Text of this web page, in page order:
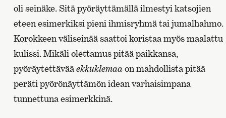
oli seinäke. Sitä pyöräyttämällä ilmestyi katsojien
eteen esimerkiksi pieni ihmisryhmä tai jumalhahmo.
Korokkeen väliseinää saattoi koristaa myös maalattu
kulissi. Mikäli olettamus pitää paikkansa,
pyöräytettävääekkuklemaaon mahdollista pitää
peräti pyörönäyttämön idean varhaisimpana
tunnettuna esimerkkinä.